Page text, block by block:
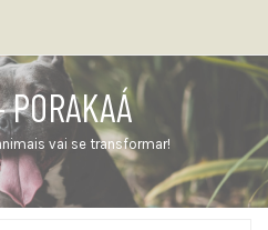
PORAKAÁ
vai se transformar!